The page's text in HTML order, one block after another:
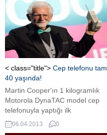
< class="title"> Cep telefonu tam
40 yaşında!
Martin Cooper'ın 1 kilogramlık
Motorola DynaTAC model cep
telefonuyla yaptığı ilk
konuşmanın üzerinden tam 40
yıl geçti.
06.04.2013 0